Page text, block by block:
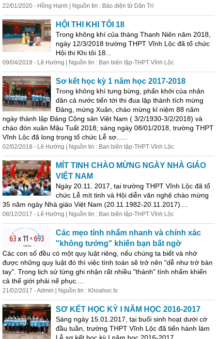
22/01/2020 - Hồng Hạnh | Nguồn tin : Báo điện tử Dân Trí
HỘI THI KHI TÔI 18
Trong không khí của tháng Thanh Niên năm 2018,
ngày 12/3/2018 trường THPT Vĩnh Lộc đã tổ chức
Hội thi Khi tôi 18...
09/04/2018 - Lê Hường | Nguồn tin : Ban biên tập-THPT Vĩnh Lộc
Sơ kết học kỳ 1 năm học 2017-2018
Trong không khí tưng bừng, phấn khởi của nhân
dân cả nước tiến tới thi đua lập thành tích mừng
Đảng, mừng Xuân, chào mừng kỉ niệm 88 năm
ngày thành lập Đảng Cộng sản Việt Nam ( 3/2/1930-3/2/2018) và
chào đón xuân Mậu Tuất 2018; sáng ngày 08/01/2018, trường THPT
Vĩnh Lộc đã long trọng tổ chức Lễ sơ......
02/02/2018 - Lê Hường | Nguồn tin : Ban biên tập-THPT Vĩnh Lộc
MÍT TINH CHÀO MỪNG NGÀY NHÀ GIÁO
VIỆT NAM
Ngày 20.11. 2017, tại trường THPT Vĩnh Lộc đã tổ
chức Lễ mít tinh và Hội diễn văn nghệ chào mừng
35 năm ngày Nhà giáo Việt Nam (20.11.1982-20.11.2017)....
08/12/2017 - Lê Hường | Nguồn tin : Ban biên tập-THPT Vĩnh Lộc
Các mẹo tính nhẩm nhanh và chính xác
"không tưởng" khiến bạn bất ngờ
Các con số đều có một quy luật riêng, nếu chúng ta biết và nhớ
được những quy luật đó thì việc tính toán sẽ trở nên "dễ như trở bàn
tay". Trong lịch sử từng ghi nhận rất nhiều "thánh" tính nhẩm khiến
cả thế giới phải nể phục....
21/02/2017 - Admin | Nguồn tin : Khoahoc.tv
SƠ KẾT HỌC KỲ I NĂM HỌC 2016-2017
Sáng ngày 15.01.2017, tại buổi sinh hoạt dưới cờ
đầu tuần, trường THPT Vĩnh Lộc đã tiến hành làm